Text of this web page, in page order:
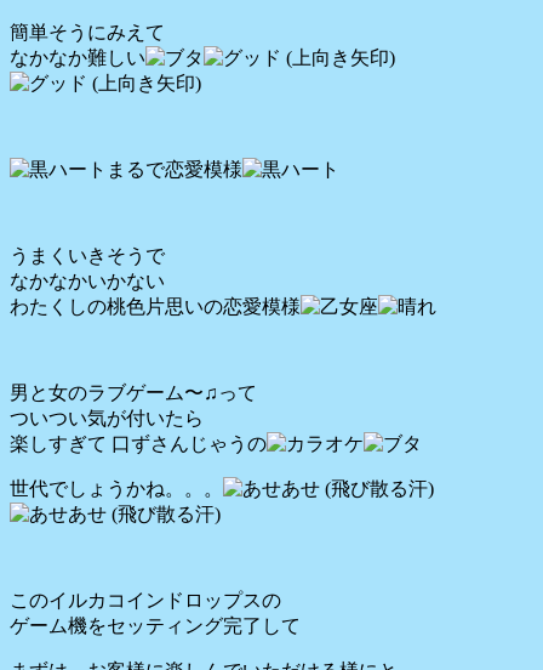
簡単そうにみえて
なかなか難しい
まるで恋愛模様
うまくいきそうで
なかなかいかない
わたくしの桃色片思いの恋愛模様
男と女のラブゲーム〜♫って
ついつい気が付いたら
楽しすぎて 口ずさんじゃうの
世代でしょうかね。。。
このイルカコインドロップスの
ゲーム機をセッティング完了して